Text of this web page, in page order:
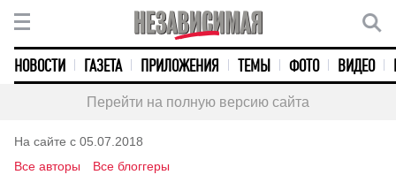
НОВОСТИ ГАЗЕТА ПРИЛОЖЕНИЯ ТЕМЫ ФОТО ВИДЕО
Перейти на полную версию сайта
На сайте с 05.07.2018
Все авторы
Все блоггеры